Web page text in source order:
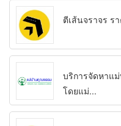
ตีเส้นจราจร ร
บริการจัดหาแ
โดยแม่...